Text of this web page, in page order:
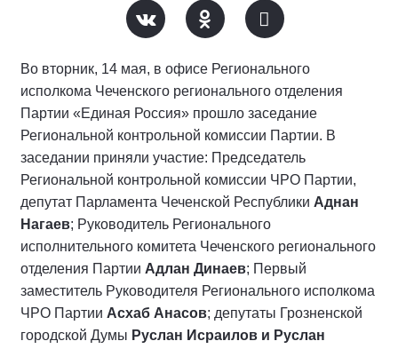
Во вторник, 14 мая, в офисе Регионального
исполкома Чеченского регионального отделения
Партии «Единая Россия» прошло заседание
Региональной контрольной комиссии Партии. В
заседании приняли участие: Председатель
Региональной контрольной комиссии ЧРО Партии,
депутат Парламента Чеченской Республики Аднан
Нагаев; Руководитель Регионального
исполнительного комитета Чеченского регионального
отделения Партии Адлан Динаев; Первый
заместитель Руководителя Регионального исполкома
ЧРО Партии Асхаб Анасов; депутаты Грозненской
городской Думы Руслан Исраилов и Руслан